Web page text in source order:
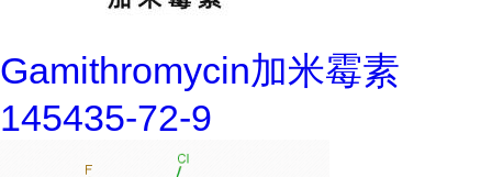
Gamithromycin加米霉素
145435-72-9